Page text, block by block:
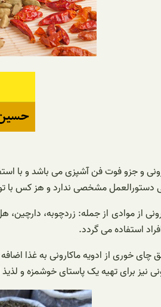
و جزو فوت فن آشپزی می باشد و با
مشخصی ندارد و هز کس با
از موادی از جمله: زردچوبه،
استفاده می گردد.
نیز برای تهیه یک پاستای خوشمزه و